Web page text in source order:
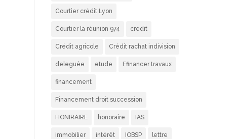
Courtier crédit Lyon
Courtier la réunion 974 credit
Crédit agricole Crédit rachat indivision
deleguée etude Ffinancer travaux
financement
Financement droit succession
HONIRAIRE honoraire IAS
immobilier intérêt IOBSP lettre